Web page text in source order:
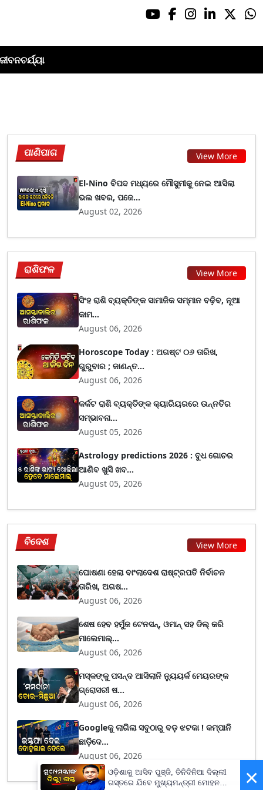
ପାଣିପାଗ View More
El-Nino ବିପଦ ମଧ୍ୟରେ ମୌସୁମୀକୁ ନେଇ ଆସିଲା
ଭଲ ଖବର, ପଜେ...
August 02, 2026
ରାଶିଫଳ View More
ସିଂହ ରାଶି ବ୍ୟକ୍ତିଙ୍କ ସାମାଜିକ ସମ୍ମାନ ବଢ଼ିବ, ନୂଆ
କାମ...
August 06, 2026
Horoscope Today : ଅଗଷ୍ଟ ୦୬ ତାରିଖ,
ଗୁରୁବାର ; ଜାଣନ୍ତ...
August 06, 2026
କର୍କଟ ରାଶି ବ୍ୟକ୍ତିଙ୍କ କ୍ୟାରିୟରରେ ଉନ୍ନତିର
ସମ୍ଭାବନା...
August 05, 2026
Astrology predictions 2026 : ବୁଧ ଗୋଚର
ଆଣିବ ଖୁସି ଖବ...
August 05, 2026
ବିଦେଶ View More
ଘୋଷଣା ହେଲା ବାଂଲାଦେଶ ରାଷ୍ଟ୍ରପତି ନିର୍ବାଚନ
ତାରିଖ, ଅଗଷ...
August 06, 2026
ଶେଷ ହେବ ହର୍ମୁଜ ଟେନସନ୍, ଓମାନ୍ ସହ ଡିଲ୍ କରି
ମାଲେମାଲ୍...
August 06, 2026
ମସ୍କଙ୍କୁ ପସନ୍ଦ ଆସିଲାନି ନ୍ୟୁୟର୍କ ମେୟରଙ୍କ
ଗ୍ରୋସରୀ ଷ...
August 06, 2026
Googleକୁ ଲାଗିଲା ସବୁଠାରୁ ବଡ଼ ଝଟକା ! କମ୍ପାନି
ଛାଡ଼ିଦେ...
August 06, 2026
×
ଓଡ଼ିଶାକୁ ଆସିବ ପୁଞ୍ଜି, ତିନିଦିନିଆ ଦିଲ୍ଲୀ
ଗସ୍ତରେ ଯିବେ ମୁଖ୍ୟମନ୍ତ୍ରୀ ମୋହନ